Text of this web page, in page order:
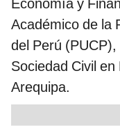
Economía y
Académico de la
del Perú
Sociedad Civil
Arequipa.